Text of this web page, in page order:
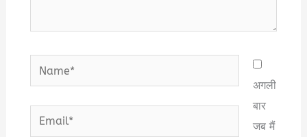
Name*
Email*
अगली
बार
जब मैं